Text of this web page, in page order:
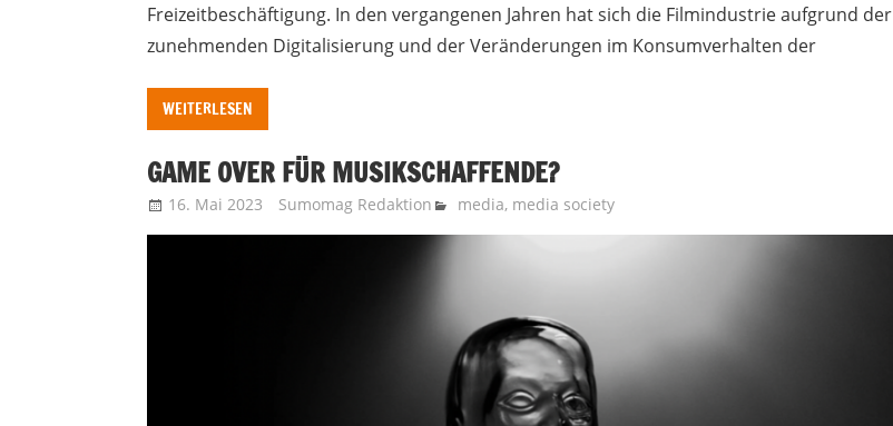
Freizeitbeschäftigung. In den vergangenen Jahren hat sich die Filmindustrie aufgrund der
zunehmenden Digitalisierung und der Veränderungen im Konsumverhalten der
WEITERLESEN
GAME OVER FÜR MUSIKSCHAFFENDE?
16. Mai 2023 Sumomag Redaktion media, media society